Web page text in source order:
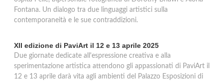
Fontana. Un dialogo tra due linguaggi artistici sulla
contemporaneità e le sue contraddizioni.
XII edizione di PaviArt il 12 e 13 aprile 2025
Due giornate dedicate all'espressione creativa e alla
sperimentazione artistica attendono gli appassionati di PaviArt il
12 e 13 aprile darà vita agli ambienti del Palazzo Esposizioni di